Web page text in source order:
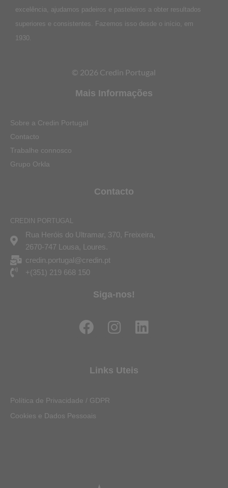
excelência, ajudamos padeiros e pasteleiros a obter resultados
superiores e consistentes. Fazemos isso desde o início, em
1930.
© 2026 Credin Portugal
Mais Informações
Sobre a Credin Portugal
Contacto
Trabalhe connosco
Grupo Orkla
Contacto
CREDIN PORTUGAL
Rua Heróis do Ultramar, 370, Freixeira,
2670-747 Lousa, Loures.
credin.portugal@credin.pt
+(351) 219 668 150
Siga-nos!
F
a
e
o
o
I
n
t
L
i
Links Uteis
Política de Privacidade / GDPR
Cookies e Dados Pessoais